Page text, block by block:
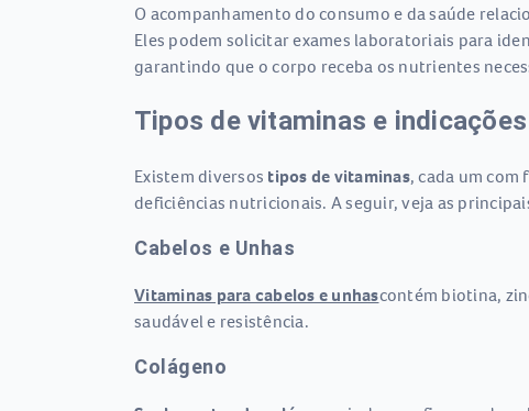
O acompanhamento do consumo e da saúde
Eles podem solicitar exames laboratoriais para
garantindo que o corpo receba os nutrientes
Tipos de vitaminas e indicações
Existem diversos tipos de vitaminas, cada um com
deficiências nutricionais. A seguir, veja as
Cabelos e Unhas
Vitaminas para cabelos e unhascontém biotina,
saudável e resistência.
Colágeno